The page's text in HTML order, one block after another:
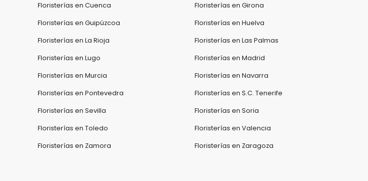
Floristerías en Cuenca Floristerías en Girona
Floristerías en Guipúzcoa Floristerías en Huelva
Floristerías en La Rioja Floristerías en Las Palmas
Floristerías en Lugo Floristerías en Madrid
Floristerías en Murcia Floristerías en Navarra
Floristerías en Pontevedra Floristerías en S.C. Tenerife
Floristerías en Sevilla Floristerías en Soria
Floristerías en Toledo Floristerías en Valencia
Floristerías en Zamora Floristerías en Zaragoza